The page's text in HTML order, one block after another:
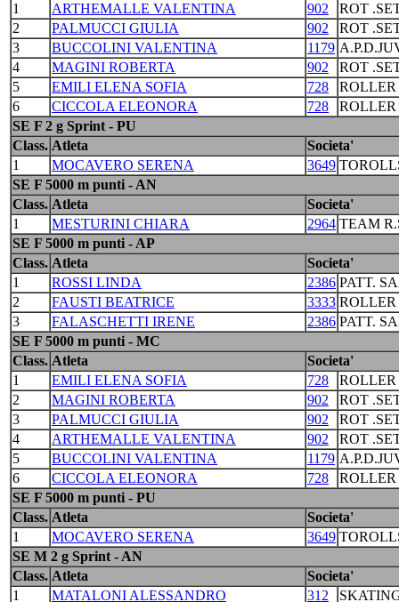
1
ARTHEMALLE VALENTINA 902
ROT
2
PALMUCCI GIULIA 902
ROT
3
BUCCOLINI VALENTINA 1179
4
MAGINI ROBERTA 902
ROT
5
EMILI ELENA SOFIA 728
6
CICCOLA ELEONORA 728
SE F 2 g Sprint - PU
Class. Atleta
Societa'
1
MOCAVERO SERENA 3649
SE F 5000 m punti - AN
Class. Atleta
Societa'
1
MESTURINI CHIARA 2964 TEAM
SE F 5000 m punti - AP
Class. Atleta
Societa'
1
ROSSI LINDA 2386 PATT.
2
FAUSTI BEATRICE 3333 ROLLER
3
FALASCHETTI IRENE 2386 PATT.
SE F 5000 m punti - MC
Class. Atleta
Societa'
1
EMILI ELENA SOFIA 728
2
MAGINI ROBERTA 902
ROT
3
PALMUCCI GIULIA 902
ROT
4
ARTHEMALLE VALENTINA 902
ROT
5
BUCCOLINI VALENTINA 1179
6
CICCOLA ELEONORA 728
SE F 5000 m punti - PU
Class. Atleta
Societa'
1
MOCAVERO SERENA 3649
SE M 2 g Sprint - AN
Class. Atleta
Societa'
1
MATALONI ALESSANDRO 312